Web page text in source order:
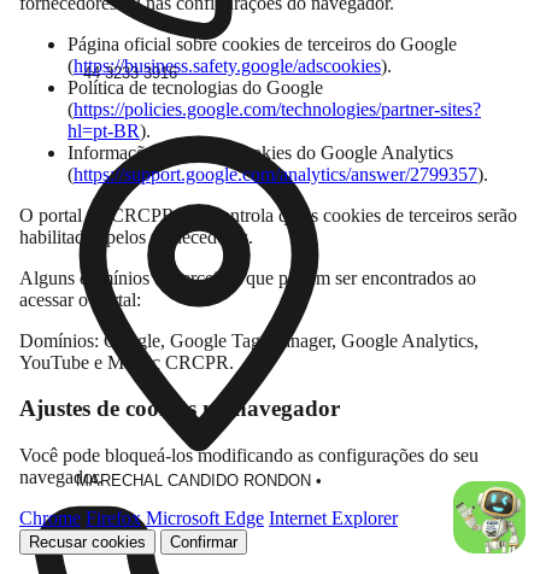
44 3233-3916
MARECHAL CANDIDO RONDON •
Página oficial sobre cookies de terceiros do Google
(https://business.safety.google/adscookies).
Política de tecnologias do Google
(https://policies.google.com/technologies/partner-sites?
hl=pt-BR).
Informações sobre os cookies do Google Analytics
(https://support.google.com/analytics/answer/2799357).
O portal do CRCPR não controla quais cookies de terceiros serão
habilitados pelos fornecedores.
Alguns domínios de terceiros que podem ser encontrados ao
acessar o portal:
Domínios: Google, Google Tag Manager, Google Analytics,
YouTube e Mautic CRCPR.
Ajustes de cookies no navegador
Você pode bloqueá-los modificando as configurações do seu
navegador.
Chrome Firefox Microsoft Edge Internet Explorer
Recusar cookies Confirmar